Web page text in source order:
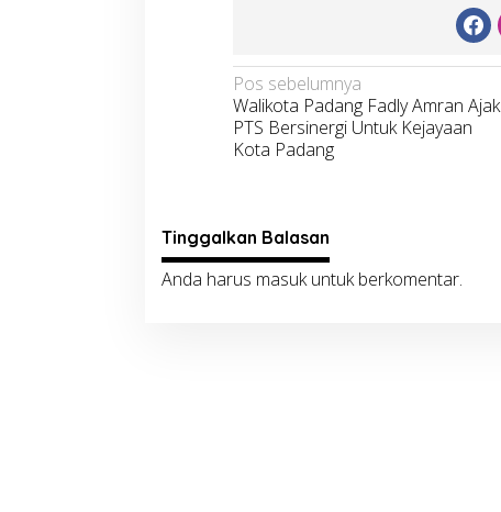
Navigasi
pos
Pos sebelumnya
Walikota Padang Fadly Amran Ajak
PTS Bersinergi Untuk Kejayaan
Kota Padang
Tinggalkan Balasan
Anda harus masukuntuk berkomentar.